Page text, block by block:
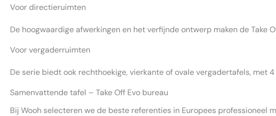
Voor directieruimten
De hoogwaardige afwerkingen en het verfijnde ontwerp maken de
Voor vergaderruimten
De serie biedt ook rechthoekige, vierkante of ovale vergadertafels, met
Samenvattende tafel – Take Off Evo bureau
Bij Wooh selecteren we de beste referenties in Europees professioneel